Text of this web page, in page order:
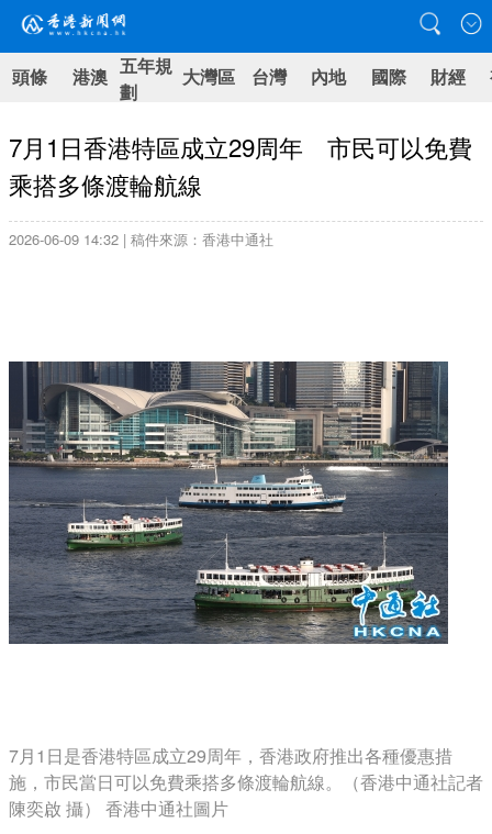
頭條 港澳 五年規
劃
大灣區 台灣 內地 國際 財經
7月1日香港特區成立29周年 市民可以免費
乘搭多條渡輪航線
2026-06-09 14:32 | 稿件來源：香港中通社
7月1日是香港特區成立29周年，香港政府推出各種優惠措
施，市民當日可以免費乘搭多條渡輪航線。（香港中通社記者
陳奕啟 攝） 香港中通社圖片